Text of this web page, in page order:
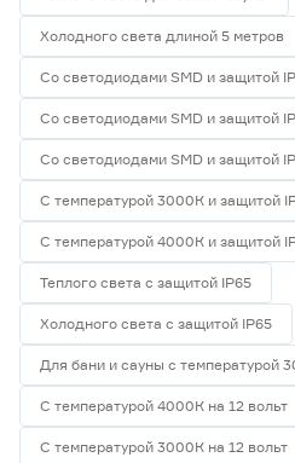
Холодного света длиной 5 метров
Со светодиодами SMD и защитой
Со светодиодами SMD и защитой
Со светодиодами SMD и защитой
С температурой 3000К и защитой
С температурой 4000К и защитой
Теплого света с защитой IP65
Холодного света с защитой IP65
Для бани и сауны с температурой
С температурой 4000К на 12 вольт
С температурой 3000К на 12 вольт